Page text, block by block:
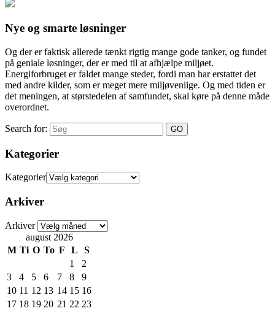
Nye og smarte løsninger
Og der er faktisk allerede tænkt rigtig mange gode tanker, og fundet
på geniale løsninger, der er med til at afhjælpe miljøet.
Energiforbruget er faldet mange steder, fordi man har erstattet det
med andre kilder, som er meget mere miljøvenlige. Og med tiden er
det meningen, at størstedelen af samfundet, skal køre på denne måde
overordnet.
Search for:
Kategorier
Kategorier
Arkiver
Arkiver
august 2026
M Ti O To F L
S
1
2
3
4 5 6 7 8
9
10 11 12 13 14 15 16
17 18 19 20 21 22 23